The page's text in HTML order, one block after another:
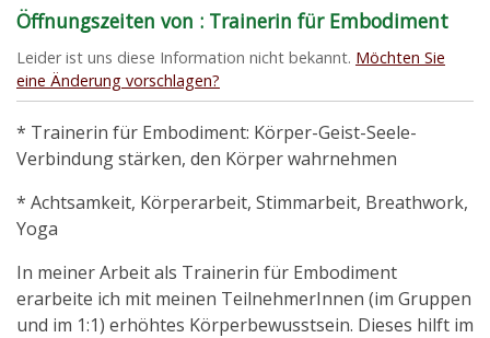
Öffnungszeiten von : Trainerin für Embodiment
Leider ist uns diese Information nicht bekannt. Möchten Sie
eine Änderung vorschlagen?
* Trainerin für Embodiment: Körper-Geist-Seele-
Verbindung stärken, den Körper wahrnehmen
* Achtsamkeit, Körperarbeit, Stimmarbeit, Breathwork,
Yoga
In meiner Arbeit als Trainerin für Embodiment
erarbeite ich mit meinen TeilnehmerInnen (im Gruppen
und im 1:1) erhöhtes Körperbewusstsein. Dieses hilft im